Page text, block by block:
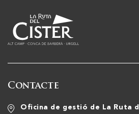
Contacte
Oficina de gestió de La Ruta